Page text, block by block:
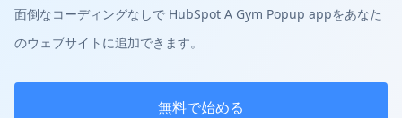
面倒なコーディングなしで HubSpot A Gym Popup appをあなた
のウェブサイトに追加できます。
無料で始める